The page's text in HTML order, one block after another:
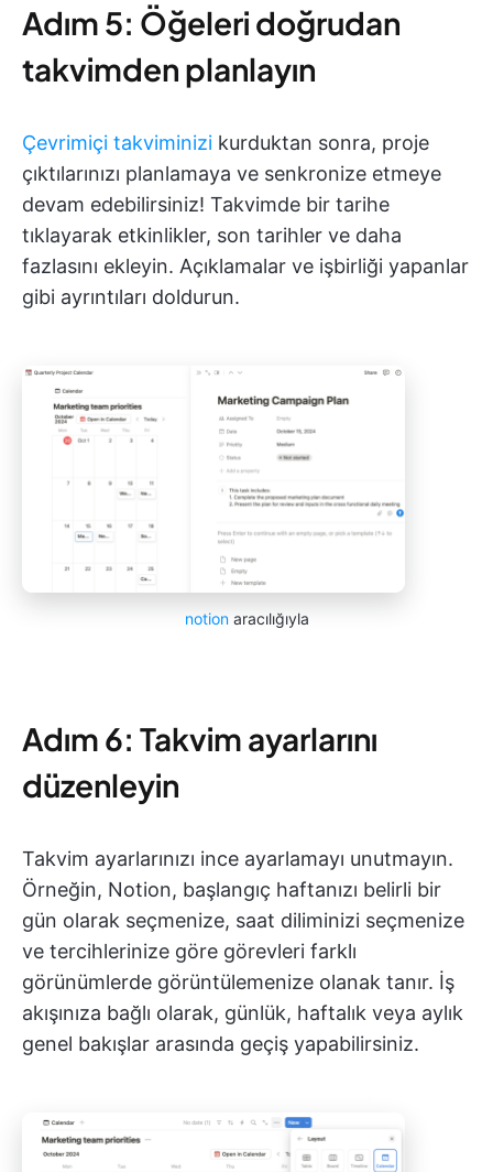
Adım 5: Öğeleri doğrudan
takvimden planlayın
Çevrimiçi takviminizi kurduktan sonra, proje
çıktılarınızı planlamaya ve senkronize etmeye
devam edebilirsiniz! Takvimde bir tarihe
tıklayarak etkinlikler, son tarihler ve daha
fazlasını ekleyin. Açıklamalar ve işbirliği yapanlar
gibi ayrıntıları doldurun.
notionaracılığıyla
Adım 6: Takvim ayarlarını
düzenleyin
Takvim ayarlarınızı ince ayarlamayı unutmayın.
Örneğin, Notion, başlangıç haftanızı belirli bir
gün olarak seçmenize, saat diliminizi seçmenize
ve tercihlerinize göre görevleri farklı
görünümlerde görüntülemenize olanak tanır. İş
akışınıza bağlı olarak, günlük, haftalık veya aylık
genel bakışlar arasında geçiş yapabilirsiniz.